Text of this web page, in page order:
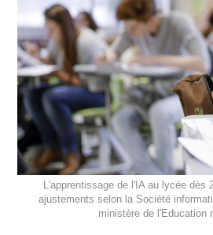
L'apprentissage de l'IA au lycée dès
ajustements selon la Société
ministère de l'Education